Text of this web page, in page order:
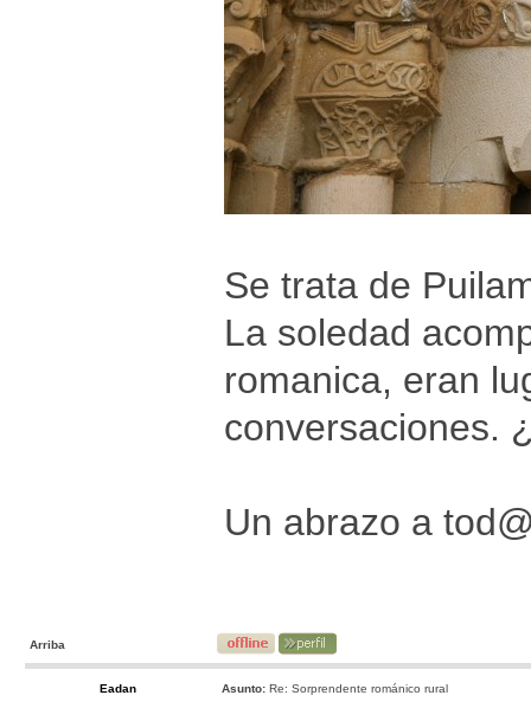
Se trata de
La soledad
romanica, eran
conversaciones.
Un abrazo a
Arriba
Eadan Asunto: Re: Sorprendente románico rural